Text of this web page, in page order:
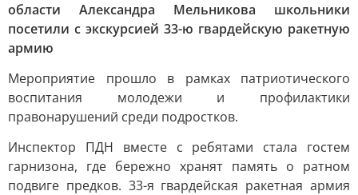
области Александра Мельникова школьники
посетили с экскурсией 33-ю гвардейскую ракетную
армию
Мероприятие прошло в рамках патриотического
воспитания молодежи и профилактики
правонарушений среди подростков.
Инспектор ПДН вместе с ребятами стала гостем
гарнизона, где бережно хранят память о ратном
подвиге предков. 33-я гвардейская ракетная армия